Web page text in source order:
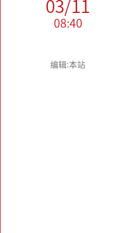
03/11
08:40
编辑:本站